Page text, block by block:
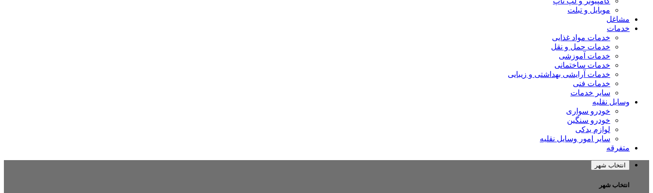
موبایل و تبلت
مشاغل
خدمات
خدمات مواد غذایی
خدمات حمل و نقل
خدمات آموزشی
خدمات ساختمانی
خدمات آرایشی بهداشتی و زیبایی
خدمات فنی
سایر خدمات
وسایل نقلیه
خودرو سواری
خودرو سنگین
لوازم یدکی
سایر امور وسایل نقلیه
متفرقه
انتخاب شهر
انتخاب شهر